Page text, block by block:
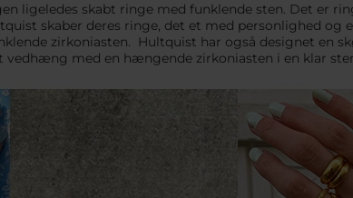
ligeledes skabt ringe med funklende sten. Det er
skaber deres ringe, det et med personlighed og
zirkoniasten. Hultquist har også designet en
vedhæng med en hængende zirkoniasten i en klar